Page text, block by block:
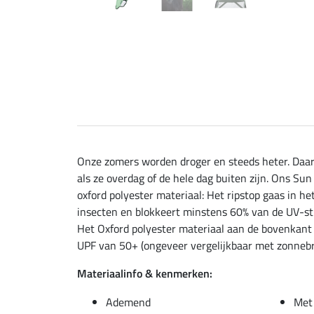
Onze zomers worden droger en steeds heter.
als ze overdag of de hele dag buiten zijn. Ons
oxford polyester materiaal: Het ripstop gaas in
insecten en blokkeert minstens 60% van de
Het Oxford polyester materiaal aan de
UPF van 50+ (ongeveer vergelijkbaar met
Materiaalinfo & kenmerken:
Ademend